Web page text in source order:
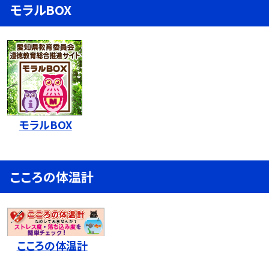
モラルBOX
モラルBOX
こころの体温計
こころの体温計